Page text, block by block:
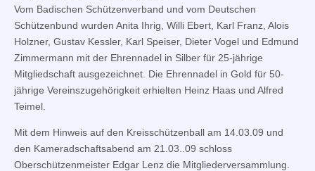
Vom Badischen Schützenverband und vom Deutschen
Schützenbund wurden Anita Ihrig, Willi Ebert, Karl Franz, Alois
Holzner, Gustav Kessler, Karl Speiser, Dieter Vogel und Edmund
Zimmermann mit der Ehrennadel in Silber für 25-jährige
Mitgliedschaft ausgezeichnet. Die Ehrennadel in Gold für 50-
jährige Vereinszugehörigkeit erhielten Heinz Haas und Alfred
Teimel.
Mit dem Hinweis auf den Kreisschützenball am 14.03.09 und
den Kameradschaftsabend am 21.03..09 schloss
Oberschützenmeister Edgar Lenz die Mitgliederversammlung.